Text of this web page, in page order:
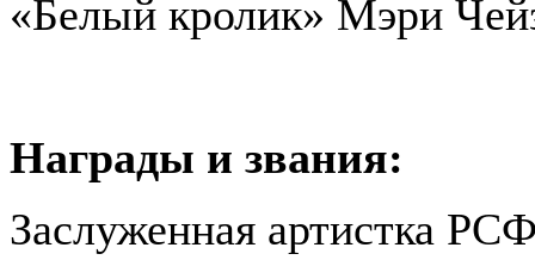
«Белый кролик» Мэри
Награды и звания:
Заслуженная артистка